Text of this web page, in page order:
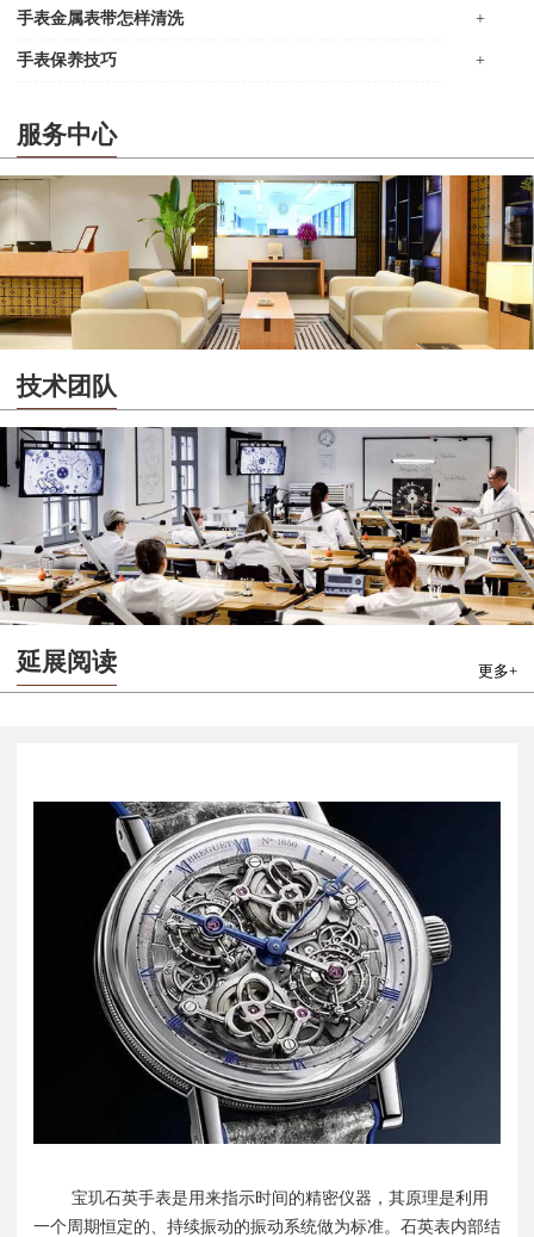
手表金属表带怎样清洗 +
手表保养技巧 +
服务中心
技术团队
延展阅读 更多+
宝玑石英手表是用来指示时间的精密仪器，其原理是利用
一个周期恒定的、持续振动的振动系统做为标准。石英表内部结